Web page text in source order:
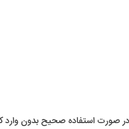
در صورت استفاده صحیح بدون